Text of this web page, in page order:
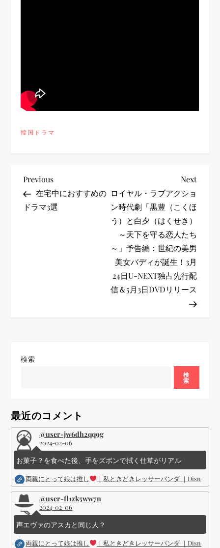
韓国ドラマ
投
稿
ン
Previous
Post
Previous
在宅中におすすめの
ドラマ3選
Next
Next
ロイヤル・ラブアクショ
ン時代劇「黒豊（こくほ
う）と白夕（はくせき）
～天下を守る恋人たち
～」予告編：世紀の美男
美女バディが誕生！3月
24日U-NEXT独占先行配
信＆5月3日DVDリリース
検索
検
索
最近のコメント
@user-jw6dh2qq9g
2024-02-06
お菓子？を食べた後、手をズボンで拭く仕草がリアル
両親にとって娘は推し ｜私ときどきレッサーパンダ ｜Disney (
@user-fl1zk5ww7n
2024-02-06
声エヴァのアスカと同じ人？
両親にとって娘は推し ｜私ときどきレッサーパンダ ｜Disney (